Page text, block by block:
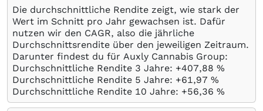
Die durchschnittliche Rendite zeigt, wie stark der
Wert im Schnitt pro Jahr gewachsen ist. Dafür
nutzen wir den CAGR, also die jährliche
Durchschnittsrendite über den jeweiligen Zeitraum.
Darunter findest du für Auxly Cannabis Group:
Durchschnittliche Rendite 3 Jahre: +407,88 %
Durchschnittliche Rendite 5 Jahre: +61,97 %
Durchschnittliche Rendite 10 Jahre: +56,36 %